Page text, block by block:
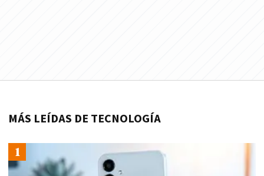
MÁS LEÍDAS DE TECNOLOGÍA